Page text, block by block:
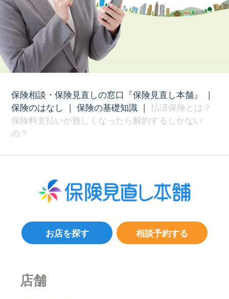
保険相談・保険見直しの窓口『保険見直し本舗』
|
保険のはなし | 保険の基礎知識 | 払済保険とは？
保険料支払いが難しくなったら解約するしかない
の？
相談予約する
お店を探す
店舗